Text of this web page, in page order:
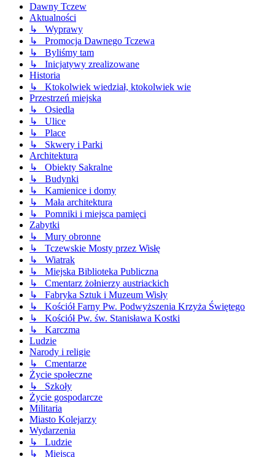
Dawny Tczew
Aktualności
↳ Wyprawy
↳ Promocja Dawnego Tczewa
↳ Byliśmy tam
↳ Inicjatywy zrealizowane
Historia
↳ Ktokolwiek wiedział, ktokolwiek wie
Przestrzeń miejska
↳ Osiedla
↳ Ulice
↳ Place
↳ Skwery i Parki
Architektura
↳ Obiekty Sakralne
↳ Budynki
↳ Kamienice i domy
↳ Mała architektura
↳ Pomniki i miejsca pamięci
Zabytki
↳ Mury obronne
↳ Tczewskie Mosty przez Wisłę
↳ Wiatrak
↳ Miejska Biblioteka Publiczna
↳ Cmentarz żołnierzy austriackich
↳ Fabryka Sztuk i Muzeum Wisły
↳ Kościół Farny Pw. Podwyższenia Krzyża Świętego
↳ Kościół Pw. św. Stanisława Kostki
↳ Karczma
Ludzie
Narody i religie
↳ Cmentarze
Życie społeczne
↳ Szkoły
Życie gospodarcze
Militaria
Miasto Kolejarzy
Wydarzenia
↳ Ludzie
↳ Miejsca